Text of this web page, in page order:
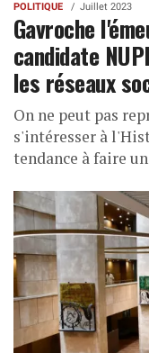
POLITIQUE Juillet 2023
Gavroche
candidate
les réseaux
On ne peut pas
s'intéresser à
tendance à faire